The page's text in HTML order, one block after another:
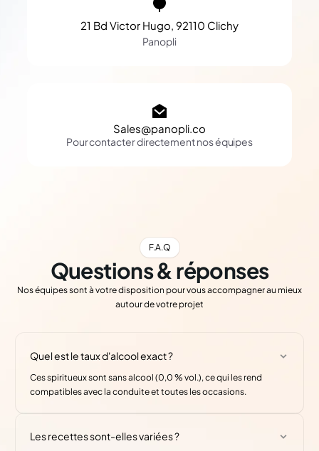
21 Bd Victor Hugo, 92110 Clichy
Panopli
Sales@panopli.co
Pour contacter directement nos équipes
F.A.Q
Questions & réponses
Nos équipes sont à votre disposition pour vous accompagner au mieux
autour de votre projet
Quel est le taux d'alcool exact ?
Ces spiritueux sont sans alcool (0,0 % vol.), ce qui les rend
compatibles avec la conduite et toutes les occasions.
Les recettes sont-elles variées ?